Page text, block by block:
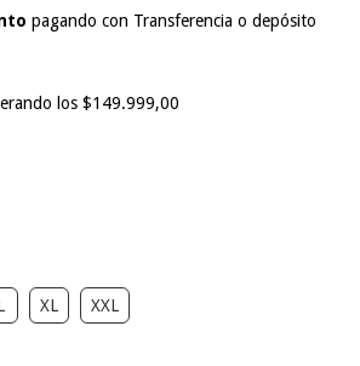
pagando con Transferencia o depósito
los $149.999,00
XL XXL